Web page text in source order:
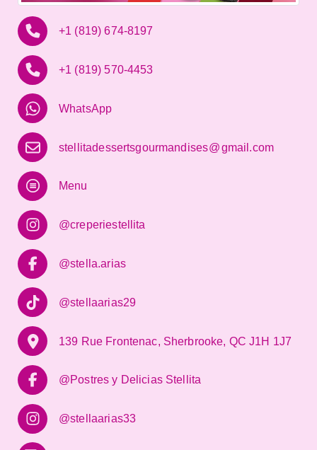
+1 (819) 674-8197
+1 (819) 570-4453
WhatsApp
stellitadessertsgourmandises@gmail.com
Menu
@creperiestellita
@stella.arias
@stellaarias29
139 Rue Frontenac, Sherbrooke, QC J1H 1J7
@Postres y Delicias Stellita
@stellaarias33